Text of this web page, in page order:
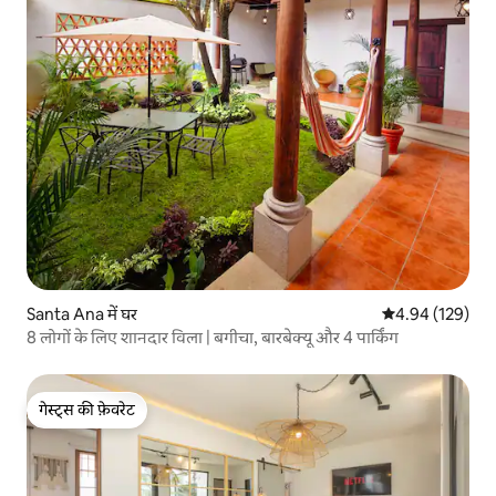
Santa Ana में घर औसत रेटिंग 5 में से
4.94 (129)
​8 लोगों के लिए शानदार विला | बगीचा, बारबेक्यू और 4 पार्किंग
गेस्ट्स की फ़ेवरेट
गेस्ट्स की फ़ेवरेट